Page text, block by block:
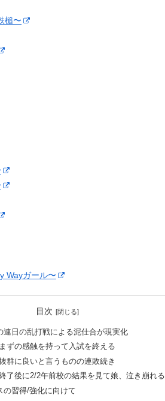
槌〜
Wayガール〜
目次
連日の乱打戦による泥仕合が現実化
ずの感触を持って入試を終える
群に良いと言うものの連敗続き
了後に2/2午前校の結果を見て娘、泣き崩れる
の習得/強化に向けて